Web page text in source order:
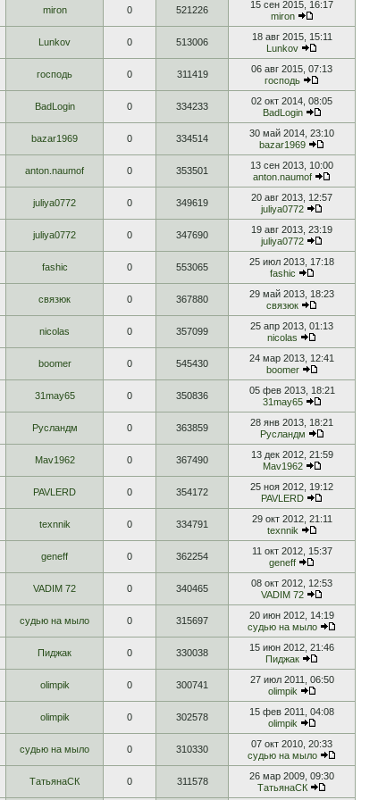
miron 0 521226
15 сен 2015, 16:17
miron
Lunkov 0 513006
18 авг 2015, 15:11
Lunkov
господь 0 311419
06 авг 2015, 07:13
господь
BadLogin 0 334233
02 окт 2014, 08:05
BadLogin
bazar1969 0 334514
30 май 2014, 23:10
bazar1969
anton.naumof 0 353501
13 сен 2013, 10:00
anton.naumof
juliya0772 0 349619
20 авг 2013, 12:57
juliya0772
juliya0772 0 347690
19 авг 2013, 23:19
juliya0772
fashic 0 553065
25 июл 2013, 17:18
fashic
связюк 0 367880
29 май 2013, 18:23
связюк
nicolas 0 357099
25 апр 2013, 01:13
nicolas
boomer 0 545430
24 мар 2013, 12:41
boomer
31may65 0 350836
05 фев 2013, 18:21
31may65
Русландм 0 363859
28 янв 2013, 18:21
Русландм
Mav1962 0 367490
13 дек 2012, 21:59
Mav1962
PAVLERD 0 354172
25 ноя 2012, 19:12
PAVLERD
texnnik 0 334791
29 окт 2012, 21:11
texnnik
geneff 0 362254
11 окт 2012, 15:37
geneff
VADIM 72 0 340465
08 окт 2012, 12:53
VADIM 72
судью на мыло 0 315697
20 июн 2012, 14:19
судью на мыло
Пиджак 0 330038
15 июн 2012, 21:46
Пиджак
olimpik 0 300741
27 июл 2011, 06:50
olimpik
olimpik 0 302578
15 фев 2011, 04:08
olimpik
судью на мыло 0 310330
07 окт 2010, 20:33
судью на мыло
ТатьянаСК 0 311578
26 мар 2009, 09:30
ТатьянаСК